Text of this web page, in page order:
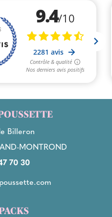
Billeron
MONTROND
70 30